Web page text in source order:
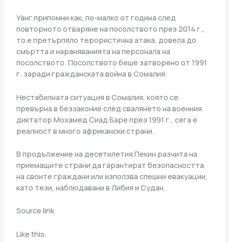
Уанг припомни как, по-малко от година след
повторното отваряне на посолството през 2014 г.,
то е претърпяло терористична атака, довела до
смъртта и нараняванията на персонала на
посолството. Посолството беше затворено от 1991
г. заради гражданската война в Сомалия.
Нестабилната ситуация в Сомалия, която се
превърна в беззаконие след свалянето на военния
диктатор Мохамед Сиад Баре през 1991 г., сега е
реалност в много африкански страни.
В продължение на десетилетия Пекин разчита на
приемащите страни да гарантират безопасността
на своите граждани или използва спешни евакуации,
като тези, наблюдавани в Либия и Судан.
Source link
Like this: